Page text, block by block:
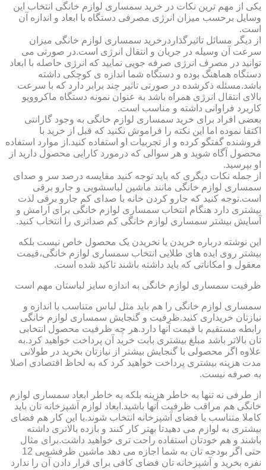
یکی از مهم ترین نکات در خرید سمساری لوازم خانگی انتخاب این
وسایل برحسب میزان انرژی مصرفی دستگاه با ابعاد و اندازه آن
است.
از دیگر مسائل تاثیرگذاردرخرید سمساری لوازم خانگی میزان
سرعت آن وسیله در جریان و انتقال انرژی است.در صورتی می
توانید در مصرف انرژی صرفه جویی نمایید که انرژی حاصله با ابعاد
دستگاه هماهنگ بوده و دستگاه شما اندازه ی کوچکی داشته
باشد.مسئله ذکرشده در صورتی تاثیر چند برابر دارد که با سرعت
بالای انتقال انرژی همراه باشد به عنوان نمونه دستگاه ماکروویو
کاربرد فراوانی داشته و مناسب است.
بعضی افراد برای خرید سمساری لوازم خانگی به وجود گارانتی
اکتفا نموده اما این نکته را فراموش نکنید که قبل از خرید با
فروشنده گفتگو کرده و از تجربیات او استفاده کنید.از موارد استفاده
محصول آگاه شوید و هر سوالی که درمورد کارایی محصول دارید از
او بپرسید.
از جمله نکات دیگری که باید توجه کنید مقایسه درصد سر و صدای
سمساری لوازم خانگی مانند ماشین لباسشویی و جارو برقی
است.توجه کنید که جارو کردن خانه با صدای کم جارو برقی لذت
بیشتری دارد هنگام انتخاب سمساری لوازم خانگی برای آرامش و
آسایش بیشتر سمساری لوازم خانگی کم صداتری را انتخاب کنید.
این نوشته درباره خریدن یا نخریدن یک محصول خاص نیست بلکه
بیشتر روی ایده های طلایی انتخاب سمساری لوازم خانگی،قیمت
معقول و امکاناتی که باید داشته باشند تاکید شده است.
ظرفیت سمساری لوازم خانگی به اندازه سایز لباستان مهم است
سمساری لوازم خانگی را هم باید مثل لباس متناسب با اندازه و
نیازتان خریداری کنید.ظرفیت و گنجایش سمساری لوازم خانگی
رابطه مستقیم با قیمت آنها دارد.هر چه ظرفیت محصول انتخابی
تان بالاتر باشد مبلغ بیشتری بابت خرید آن پرداخت خواهید کرد.به
علاوه اگر محصولی با گنجایش بیشتر از نیازتان بخرید در طولانی
مدت هزینه بیشتری پرداخت خواهید کرد که به لحاظ اقتصادی اصلا
به صرفه نیست.
از طرفی نه تنها به خاطر هزینه بلکه به خاطر ابعاد سمساری لوازم
خانگی هم مراقب ظرفیت آنها باشید.ابعاد لوازم آشپزخانه تان باید
کاملا متناسب با فضای آشپزخانه انتخاب شوند.با این کار هم فضای
بیشتری به لوازم می دهیدتا بهتر کار کنند و بازده بالاتری داشته
باشند و هم خودتان استفاده راحت تری خواهید داشت.برای مثال
حتی اگر بودجه تان به شما اجازه می دهد ماشین ظرفشویی 12
نفره بخرید و آشپزخانه تان فضای کافی برای قرار دادن آن را ندارد